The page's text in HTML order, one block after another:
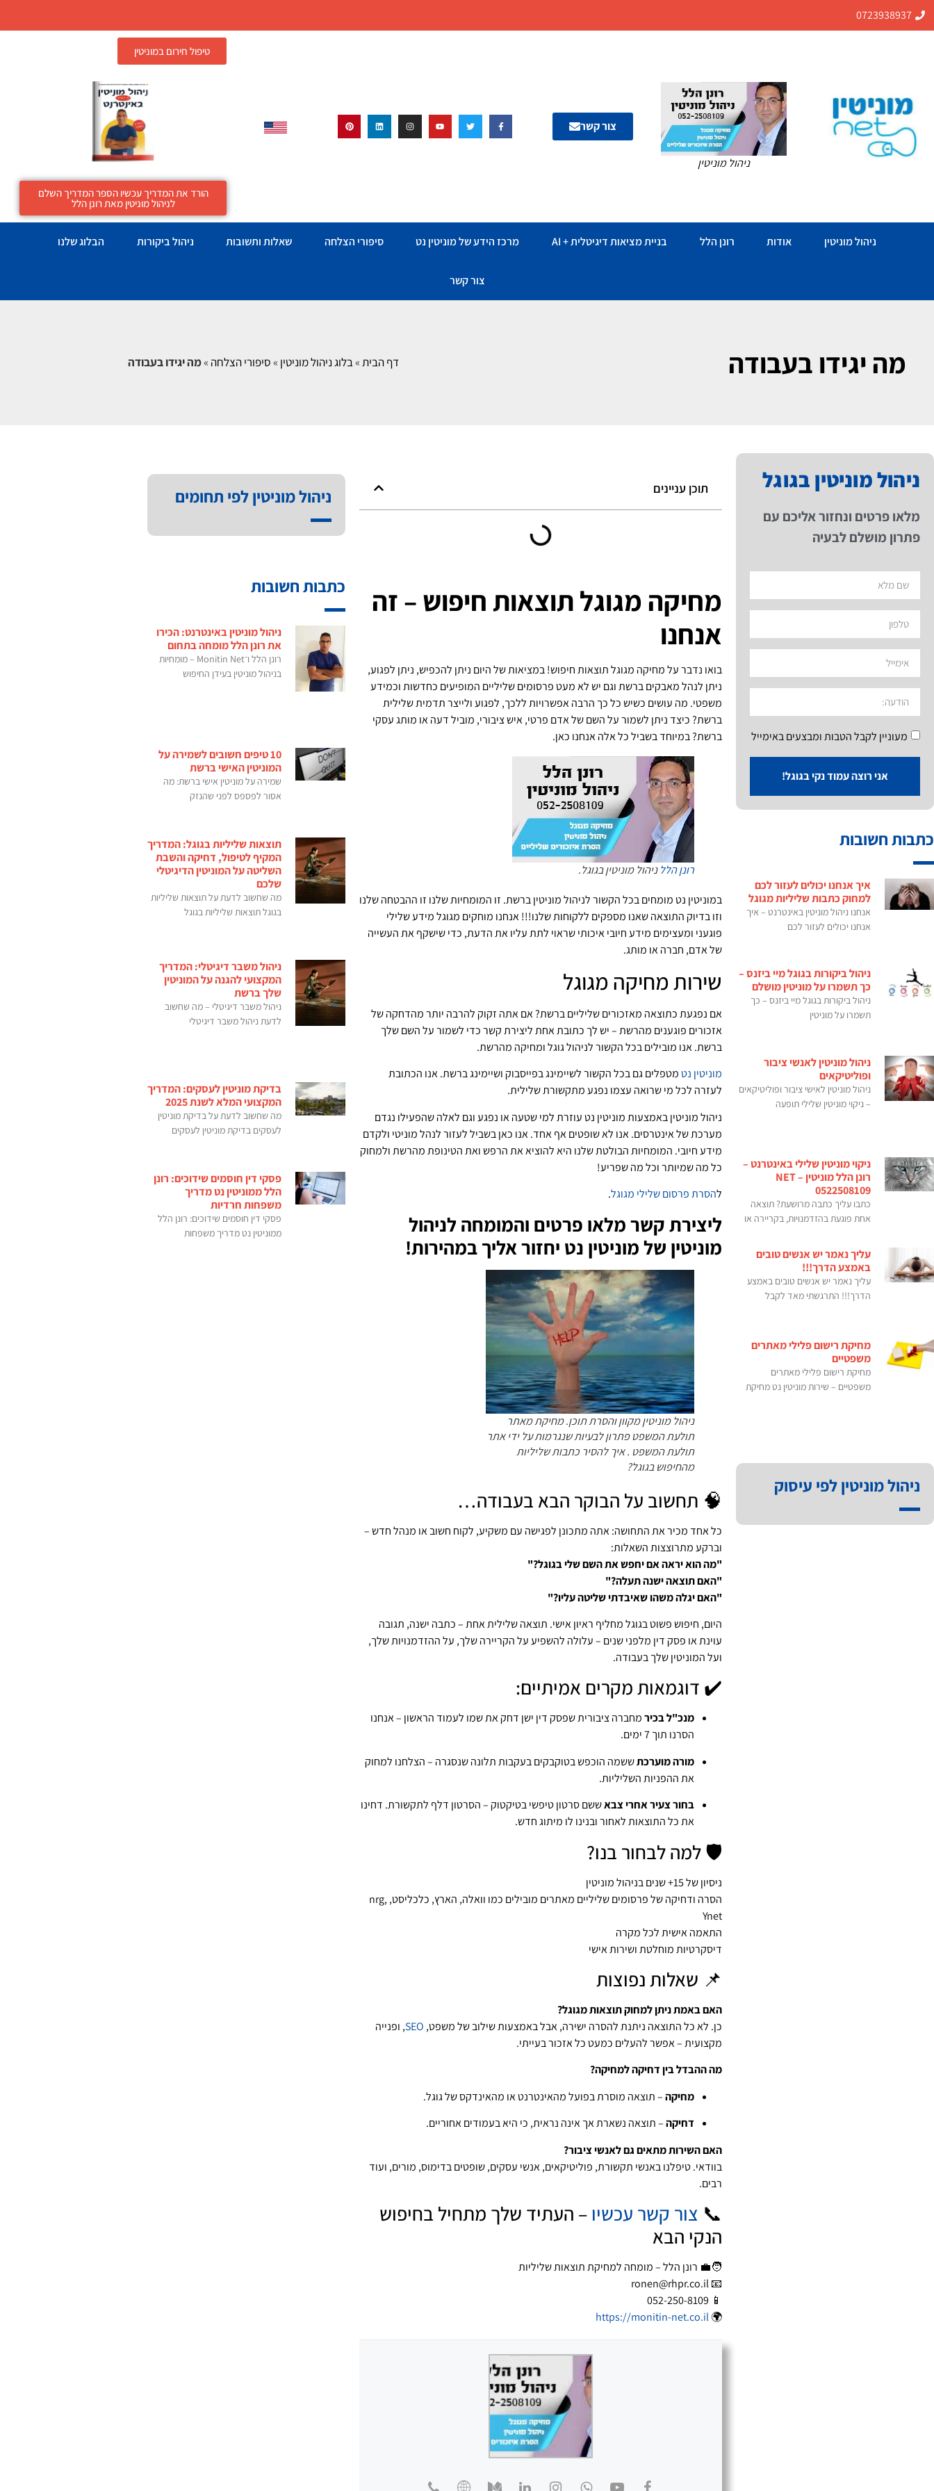
0723938937
ניהול מוניטין
צור קשר
טיפול חירום במוניטין
הורד את המדריך עכשיו הספר המדריך השלם
לניהול מוניטין מאת רונן הלל
ניהול מוניטין אודות רונן הלל בניית מציאות דיגיטלית + AI מרכז הידע של מוניטין נט סיפורי הצלחה שאלות ותשובות ניהול ביקורות הבלוג שלנו
צור קשר
מה יגידו בעבודה דף הבית»בלוג ניהול מוניטין »סיפורי הצלחה »מה יגידו בעבודה
ניהול מוניטין בגוגל
מלאו פרטים ונחזור אליכם עם
פתרון מושלם לבעיה
מעוניין לקבל הטבות ומבצעים באימייל
אני רוצה עמוד נקי בגוגל!
כתבות חשובות
איך אנחנו יכולים לעזור לכם
למחוק כתבות שליליות מגוגל
אנחנו ניהול מוניטין באינטרנט – איך
אנחנו יכולים לעזור לכם
ניהול ביקורות בגוגל מיי ביזנס –
כך תשמרו על מוניטין מושלם
ניהול ביקורות בגוגל מיי ביזנס – כך
תשמרו על מוניטין
ניהול מוניטין לאנשי ציבור
ופוליטיקאים
ניהול מוניטין לאישי ציבור ופוליטיקאים
– ניקוי מוניטין שלילי תופעה
ניקוי מוניטין שלילי באינטרנט –
רונן הלל מוניטין NET –
0522508109
כתבו עליך כתבה מרושעת? תוצאה
אחת פוגעת בהזדמנויות, בקריירה או
עליך נאמר יש אנשים טובים
באמצע הדרך!!!
עליך נאמר יש אנשים טובים באמצע
הדרך!!! התרגשתי מאד לקבל
מחיקת רישום פלילי מאתרים
משפטיים
מחיקת רישום פלילי מאתרים
משפטיים – שירות מוניטין נט מחיקת
ניהול מוניטין לפי עיסוק
תוכן עניינים
מחיקה מגוגל תוצאות חיפוש – זה
אנחנו
בואו נדבר על מחיקה מגוגל תוצאות חיפוש! במציאות של היום ניתן להכפיש, ניתן לפגוע,
ניתן לנהל מאבקים ברשת וגם יש לא מעט פרסומים שליליים המופיעים כחדשות וכמידע
משפטי. מה עושים כשיש כל כך הרבה אפשרויות ללכך, לפגוע ולייצר תדמית שלילית
ברשת? כיצד ניתן לשמור על השם של אדם פרטי, איש ציבורי, מוביל דעה או מותג עסקי
ברשת? במיוחד בשביל כל אלה אנחנו כאן.
רונן הללניהול מוניטין בגוגל.
במוניטין נט מומחים בכל הקשור לניהול מוניטין ברשת. זו המומחיות שלנו זו ההבטחה שלנו
וזו בדיוק התוצאה שאנו מספקים ללקוחות שלנו!!! אנחנו מוחקים מגוגל מידע שלילי
פוגעני ומעצימים מידע חיובי איכותי שראוי לתת עליו את הדעת, כדי שישקף את העשייה
של אדם, חברה או מותג.
שירות מחיקה מגוגל
אם נפגעת כתוצאה מאזכורים שליליים ברשת? אם אתה זקוק להרבה יותר מהדחקה של
אזכורים פוגענים מהרשת – יש לך כתובת אחת ליצירת קשר כדי לשמור על השם שלך
ברשת. אנו מובילים בכל הקשור לניהול גוגל ומחיקה מהרשת.
מוניטין נטמטפלים גם בכל הקשור לשיימינג בפייסבוק ושיימינג ברשת. אנו הכתובת
לעזרה לכל מי שרואה עצמו נפגע מתקשורת שלילית.
ניהול מוניטין באמצעות מוניטין נט עוזרת למי שטעה או נפגע וגם לאלה שהפעילו נגדם
מערכת של אינטרסים. אנו לא שופטים אף אחד. אנו כאן בשביל לעזור לנהל מוניטי ולקדם
מידע חיובי. המומחיות הבולטת שלנו היא להוציא את הרפש ואת הטינופת מהרשת ולמחוק
כל מה שמיותר וכל מה שפריע!
להסרת פרסום שלילי מגוגל.
ליצירת קשר מלאו פרטים והמומחה לניהול
מוניטין של מוניטין נט יחזור אליך במהירות!
ניהול מוניטין מקוון והסרת תוכן. מחיקת מאתר
תולעת המשפט פתרון לבעיות שנגרמות על ידי אתר
תולעת המשפט . איך להסיר כתבות שליליות
מהחיפוש בגוגל?
🧠 תחשוב על הבוקר הבא בעבודה…
כל אחד מכיר את התחושה: אתה מתכונן לפגישה עם משקיע, לקוח חשוב או מנהל חדש –
וברקע מתרוצצות השאלות:
"מה הוא יראה אם יחפש את השם שלי בגוגל?"
"האם תוצאה ישנה תעלה?"
"האם יגלה משהו שאיבדתי שליטה עליו?"
היום, חיפוש פשוט בגוגל מחליף ראיון אישי. תוצאה שלילית אחת – כתבה ישנה, תגובה
עוינת או פסק דין מלפני שנים – עלולה להשפיע על הקריירה שלך, על ההזדמנויות שלך,
ועל המוניטין שלך בעבודה.
✔️ דוגמאות מקרים אמיתיים:
מנכ"ל בכירמחברה ציבורית שפסק דין ישן דחק את שמו לעמוד הראשון – אנחנו
הסרנו תוך 7 ימים.
מורה מוערכתששמה הוכפש בטוקבקים בעקבות תלונה שנסגרה – הצלחנו למחוק
את ההפניות השליליות.
בחור צעיר אחרי צבאששם סרטון טיפשי בטיקטוק – הסרטון דלף לתקשורת. דחינו
את כל התוצאות לאחור ובנינו לו מיתוג חדש.
🛡 למה לבחור בנו?
ניסיון של 15+ שנים בניהול מוניטין
הסרה ודחיקה של פרסומים שליליים מאתרים מובילים כמו וואלה, הארץ, כלכליסט, nrg,
Ynet
התאמה אישית לכל מקרה
דיסקרטיות מוחלטת ושירות אישי
📌 שאלות נפוצות
האם באמת ניתן למחוק תוצאות מגוגל?
כן. לא כל התוצאה ניתנת להסרה ישירה, אבל באמצעות שילוב של משפט, SEO, ופנייה
מקצועית – אפשר להעלים כמעט כל אזכור בעייתי.
מה ההבדל בין דחיקה למחיקה?
מחיקה– תוצאה מוסרת בפועל מהאינטרנט או מהאינדקס של גוגל.
דחיקה– תוצאה נשארת אך אינה נראית, כי היא בעמודים אחוריים.
האם השירות מתאים גם לאנשי ציבור?
בוודאי. טיפלנו באנשי תקשורת, פוליטיקאים, אנשי עסקים, שופטים בדימוס, מורים, ועוד
רבים.
📞 צור קשר עכשיו– העתיד שלך מתחיל בחיפוש
הנקי הבא
🧑‍💼 רונן הלל – מומחה למחיקת תוצאות שליליות
📧 ronen@rhpr.co.il
📱 052-250-8109
🌍
https://monitin-net.co.il
ניהול מוניטין לפי תחומים
כתבות חשובות
ניהול מוניטין באינטרנט: הכירו
את רונן הלל מומחה בתחום
רונן הלל ו־Monitin Net – מומחיות
בניהול מוניטין בעידן החיפוש
10 טיפים חשובים לשמירה על
המוניטין האישי ברשת
שמירה על מוניטין אישי ברשת: מה
אסור לפספס לפני שהנזק
תוצאות שליליות בגוגל: המדריך
המקיף לטיפול, דחיקה והשבת
השליטה על המוניטין הדיגיטלי
שלכם
מה שחשוב לדעת על תוצאות שליליות
בגוגל תוצאות שליליות בגוגל
ניהול משבר דיגיטלי: המדריך
המקצועי להגנה על המוניטין
שלך ברשת
ניהול משבר דיגיטלי – מה שחשוב
לדעת ניהול משבר דיגיטלי
בדיקת מוניטין לעסקים: המדריך
המקצועי המלא לשנת 2025
מה שחשוב לדעת על בדיקת מוניטין
לעסקים בדיקת מוניטין לעסקים
פסקי דין חוסמים שידוכים: רונן
הלל ממוניטין נט מדריך
משפחות חרדיות
פסקי דין חוסמים שידוכים: רונן הלל
ממוניטין נט מדריך משפחות